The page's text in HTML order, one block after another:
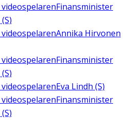
videospelarenFinansminister
videospelarenAnnika Hirvonen
videospelarenFinansminister
Eva Lindh (S)
Finansminister